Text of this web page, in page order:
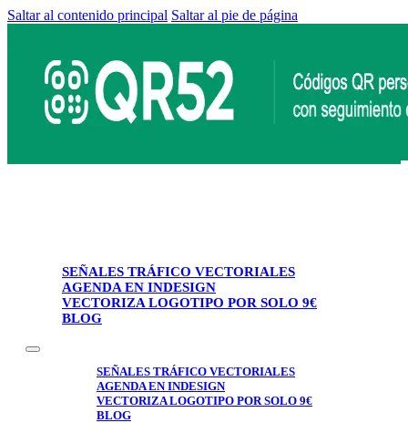
Saltar al contenido principal Saltar al pie de página
SEÑALES TRÁFICO VECTORIALES
AGENDA EN INDESIGN
VECTORIZA LOGOTIPO POR SOLO 9€
BLOG
SEÑALES TRÁFICO VECTORIALES
AGENDA EN INDESIGN
VECTORIZA LOGOTIPO POR SOLO 9€
BLOG